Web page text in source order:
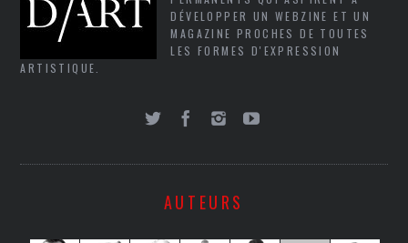
DÉVELOPPER UN WEBZINE ET UN
MAGAZINE PROCHES DE TOUTES
LES FORMES D'EXPRESSION
ARTISTIQUE.
AUTEURS